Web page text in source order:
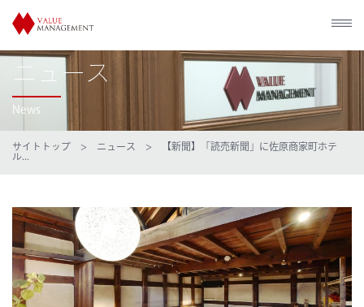
ニュース
News
サイトトップ > ニュース > 【新聞】「読売新聞」に佐原商家町ホテ
ル...